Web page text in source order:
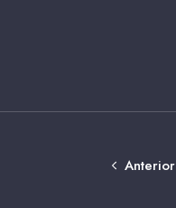
Anterior